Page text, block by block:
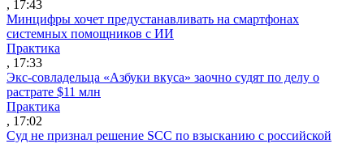
, 17:43
Минцифры хочет предустанавливать на смартфонах
системных помощников с ИИ
Практика
, 17:33
Экс-совладельца «Азбуки вкуса» заочно судят по делу о
растрате $11 млн
Практика
, 17:02
Суд не признал решение SCC по взысканию с российской